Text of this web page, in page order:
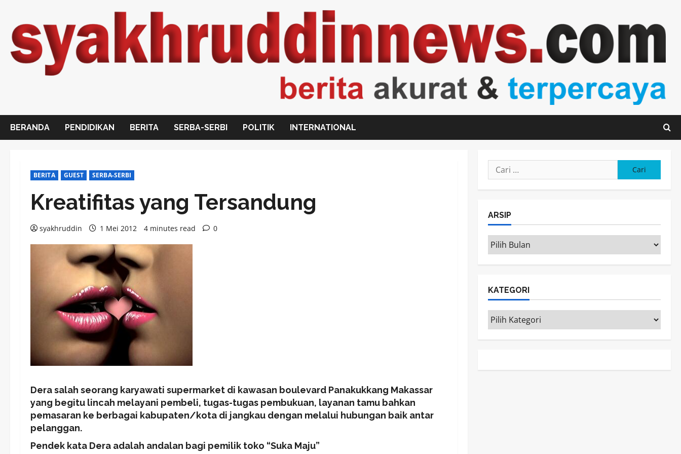
content
BERANDA PENDIDIKAN BERITA SERBA-SERBI POLITIK INTERNATIONAL
BERITA GUEST SERBA-SERBI
Kreatifitas yang Tersandung
syakhruddin 1 Mei 2012 4 minutes read 0
Dera salah seorang karyawati supermarket di kawasan boulevard Panakukkang Makassar
yang begitu lincah melayani pembeli, tugas-tugas pembukuan, layanan tamu bahkan
pemasaran ke berbagai kabupaten/kota di jangkau dengan melalui hubungan baik antar
pelanggan.
Pendek kata Dera adalah andalan bagi pemilik toko “Suka Maju”
Cari
untuk:
ARSIP
ARSIP
KATEGORI
Kategori